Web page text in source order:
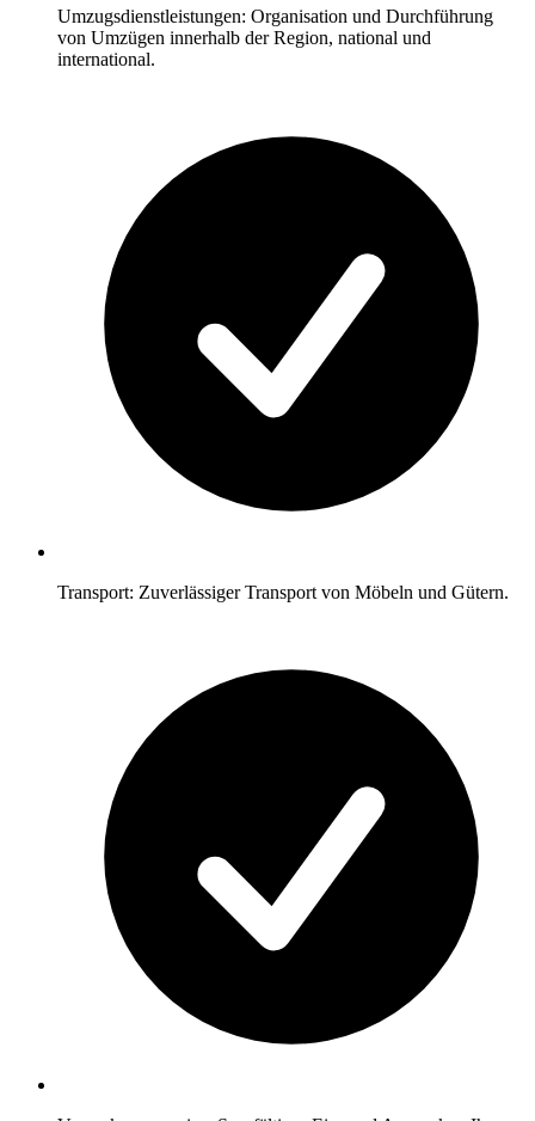
Umzugsdienstleistungen: Organisation und Durchführung
von Umzügen innerhalb der Region, national und
international.
Transport: Zuverlässiger Transport von Möbeln und Gütern.